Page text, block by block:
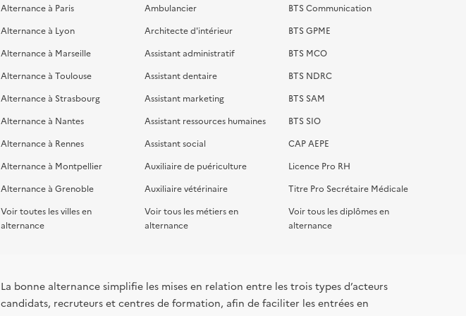
Alternance à Paris
Alternance à Lyon
Alternance à Marseille
Alternance à Toulouse
Alternance à Strasbourg
Alternance à Nantes
Alternance à Rennes
Alternance à Montpellier
Alternance à Grenoble
Voir toutes les villes en
alternance
Ambulancier
Architecte d'intérieur
Assistant administratif
Assistant dentaire
Assistant marketing
Assistant ressources humaines
Assistant social
Auxiliaire de puériculture
Auxiliaire vétérinaire
Voir tous les métiers en
alternance
BTS Communication
BTS GPME
BTS MCO
BTS NDRC
BTS SAM
BTS SIO
CAP AEPE
Licence Pro RH
Titre Pro Secrétaire Médicale
Voir tous les diplômes en
alternance
La bonne alternance simplifie les mises en relation entre les trois types d’acteurs
candidats, recruteurs et centres de formation, afin de faciliter les entrées en